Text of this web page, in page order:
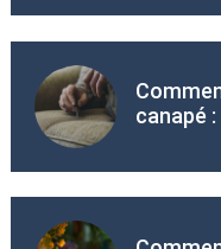
canapé